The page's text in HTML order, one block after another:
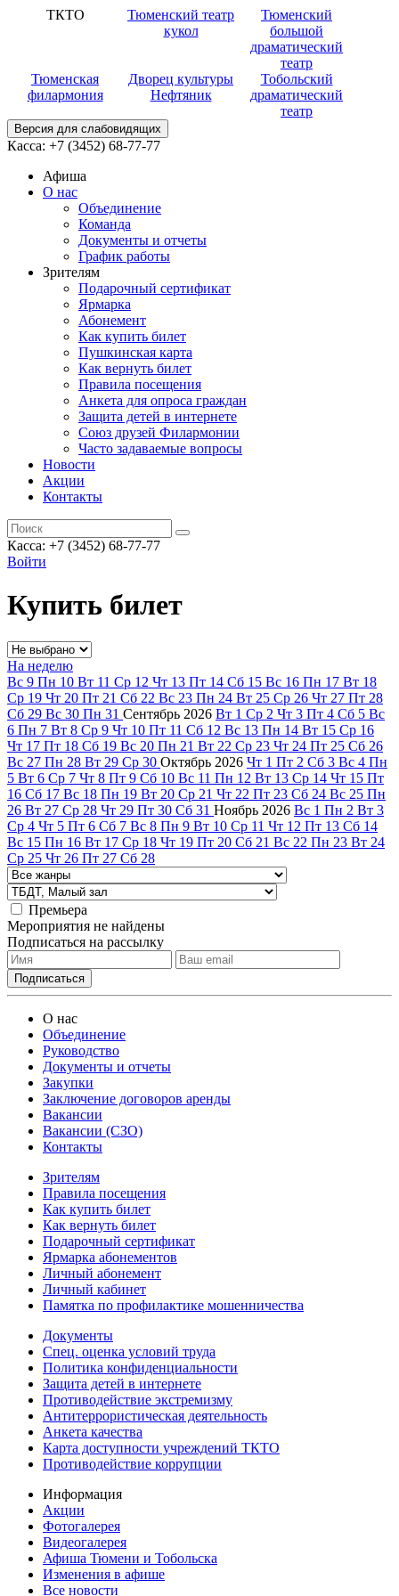
ТКТО
Тюменский театр
кукол
Тюменский
большой
драматический
театр
Тюменская
филармония
Дворец культуры
Нефтяник
Тобольский
драматический
театр
Версия для слабовидящих
Касса: +7 (3452) 68-77-77
Афиша
О нас
Объединение
Команда
Документы и отчеты
График работы
Зрителям
Подарочный сертификат
Ярмарка
Абонемент
Как купить билет
Пушкинская карта
Как вернуть билет
Правила посещения
Анкета для опроса граждан
Защита детей в интернете
Союз друзей Филармонии
Часто задаваемые вопросы
Новости
Акции
Контакты
Касса: +7 (3452) 68-77-77
Войти
Купить билет
На неделю
Вс 9 Пн 10 Вт 11 Ср 12 Чт 13 Пт 14 Сб 15 Вс 16 Пн 17 Вт 18
Ср 19 Чт 20 Пт 21 Сб 22 Вс 23 Пн 24 Вт 25 Ср 26 Чт 27 Пт 28
Сб 29 Вс 30 Пн 31 Сентябрь 2026 Вт 1 Ср 2 Чт 3 Пт 4 Сб 5 Вс
6 Пн 7 Вт 8 Ср 9 Чт 10 Пт 11 Сб 12 Вс 13 Пн 14 Вт 15 Ср 16
Чт 17 Пт 18 Сб 19 Вс 20 Пн 21 Вт 22 Ср 23 Чт 24 Пт 25 Сб 26
Вс 27 Пн 28 Вт 29 Ср 30 Октябрь 2026 Чт 1 Пт 2 Сб 3 Вс 4 Пн
5 Вт 6 Ср 7 Чт 8 Пт 9 Сб 10 Вс 11 Пн 12 Вт 13 Ср 14 Чт 15 Пт
16 Сб 17 Вс 18 Пн 19 Вт 20 Ср 21 Чт 22 Пт 23 Сб 24 Вс 25 Пн
26 Вт 27 Ср 28 Чт 29 Пт 30 Сб 31 Ноябрь 2026 Вс 1 Пн 2 Вт 3
Ср 4 Чт 5 Пт 6 Сб 7 Вс 8 Пн 9 Вт 10 Ср 11 Чт 12 Пт 13 Сб 14
Вс 15 Пн 16 Вт 17 Ср 18 Чт 19 Пт 20 Сб 21 Вс 22 Пн 23 Вт 24
Ср 25 Чт 26 Пт 27 Сб 28
Премьера
Мероприятия не найдены
Подписаться на рассылку
О нас
Объединение
Руководство
Документы и отчеты
Закупки
Заключение договоров аренды
Вакансии
Вакансии (СЗО)
Контакты
Зрителям
Правила посещения
Как купить билет
Как вернуть билет
Подарочный сертификат
Ярмарка абонементов
Личный абонемент
Личный кабинет
Памятка по профилактике мошенничества
Документы
Спец. оценка условий труда
Политика конфиденциальности
Защита детей в интернете
Противодействие экстремизму
Антитеррористическая деятельность
Анкета качества
Карта доступности учреждений ТКТО
Противодействие коррупции
Информация
Акции
Фотогалерея
Видеогалерея
Афиша Тюмени и Тобольска
Изменения в афише
Все новости